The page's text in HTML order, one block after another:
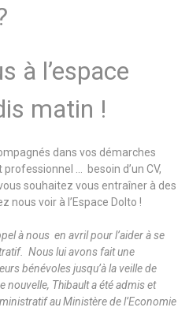
à l’espace
matin !
dans vos démarches
… besoin d’un CV,
souhaitez vous entraîner à des
nous voir à l’Espace Dolto !
à nous en avril pour l’aider à se
Nous lui avons fait une
bénévoles jusqu’à la veille de
nouvelle, Thibault a été admis et
au Ministère de l’Economie